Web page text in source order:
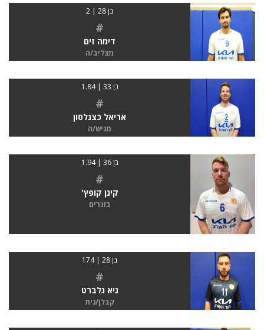
בן 28 | 2
#
דימה זים
מצליב/ה
בן 33 | 1.84
#
אריאל כצנלסון
מגיש/ה
בן 36 | 1.94
#
קינן קופץ'
בוגרים
בן 28 | 174
#
גיא גלברט
קבלן/נית